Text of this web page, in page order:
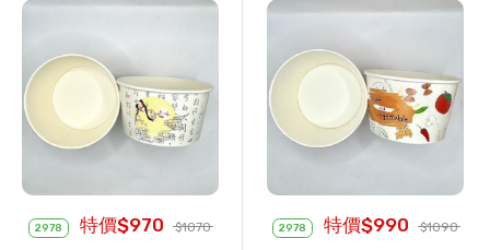
2978 特價$970 $1070 2978 特價$990 $1090